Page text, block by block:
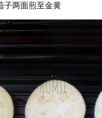
子两面煎至金黄